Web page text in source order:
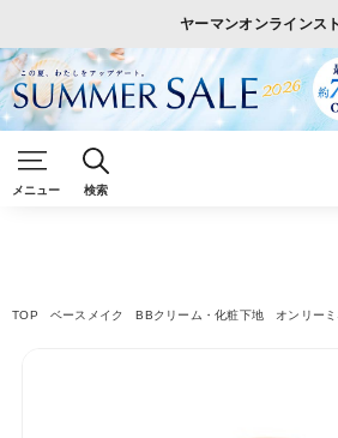
ヤーマンオンラインス
メニュー 検索
TOP ベースメイク BBクリーム・化粧下地 オンリー